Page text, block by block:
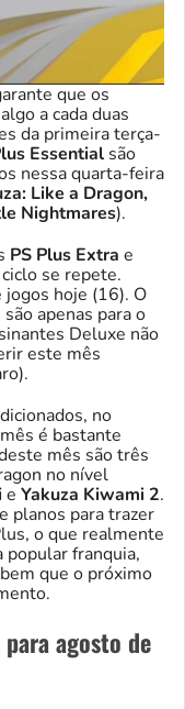
que os
a cada duas
da primeira terça-
Essential são
nessa quarta-feira
Like a Dragon,
Nightmares).
PS Plus Extra e
se repete.
jogos hoje (16). O
apenas para o
Deluxe não
este mês
no
é bastante
mês são três
no nível
e Yakuza Kiwami 2.
planos para trazer
o que realmente
popular franquia,
que o próximo
agosto de